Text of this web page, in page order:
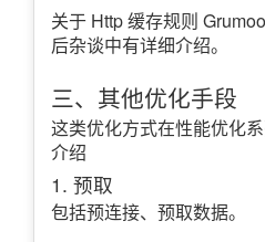
关于 Http 缓存规则
后杂谈中有详细介绍。
三、其他优化手段
这类优化方式在性能优化
介绍
1. 预取
包括预连接、预取数据。